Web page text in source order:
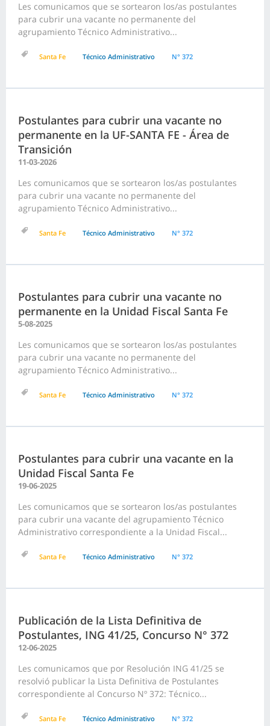
Les comunicamos que se sortearon los/as postulantes
para cubrir una vacante no permanente del
agrupamiento Técnico Administrativo...
Santa Fe Técnico Administrativo N° 372
Postulantes para cubrir una vacante no
permanente en la UF-SANTA FE - Área de
Transición
11-03-2026
Les comunicamos que se sortearon los/as postulantes
para cubrir una vacante no permanente del
agrupamiento Técnico Administrativo...
Santa Fe Técnico Administrativo N° 372
Postulantes para cubrir una vacante no
permanente en la Unidad Fiscal Santa Fe
5-08-2025
Les comunicamos que se sortearon los/as postulantes
para cubrir una vacante no permanente del
agrupamiento Técnico Administrativo...
Santa Fe Técnico Administrativo N° 372
Postulantes para cubrir una vacante en la
Unidad Fiscal Santa Fe
19-06-2025
Les comunicamos que se sortearon los/as postulantes
para cubrir una vacante del agrupamiento Técnico
Administrativo correspondiente a la Unidad Fiscal...
Santa Fe Técnico Administrativo N° 372
Publicación de la Lista Definitiva de
Postulantes, ING 41/25, Concurso N° 372
12-06-2025
Les comunicamos que por Resolución ING 41/25 se
resolvió publicar la Lista Definitiva de Postulantes
correspondiente al Concurso Nº 372: Técnico...
Santa Fe Técnico Administrativo N° 372